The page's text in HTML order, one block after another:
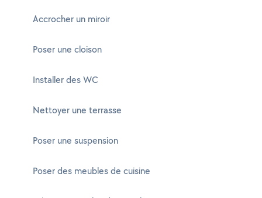
Accrocher un miroir
Poser une cloison
Installer des WC
Nettoyer une terrasse
Poser une suspension
Poser des meubles de cuisine